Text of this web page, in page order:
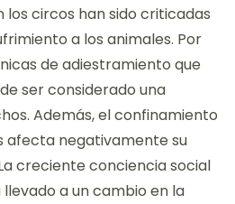
los circos han sido criticadas
a los animales. Por
de adiestramiento que
ser considerado una
Además, el confinamiento
afecta negativamente su
creciente conciencia social
a un cambio en la